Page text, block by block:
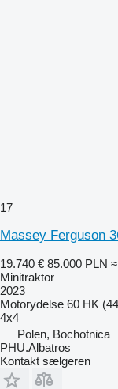
17
Massey Ferguson
19.740 € 85.000 PLN
Minitraktor
2023
Motorydelse 60 HK
4x4
Polen, Bochotnica
PHU.Albatros
Kontakt sælgeren